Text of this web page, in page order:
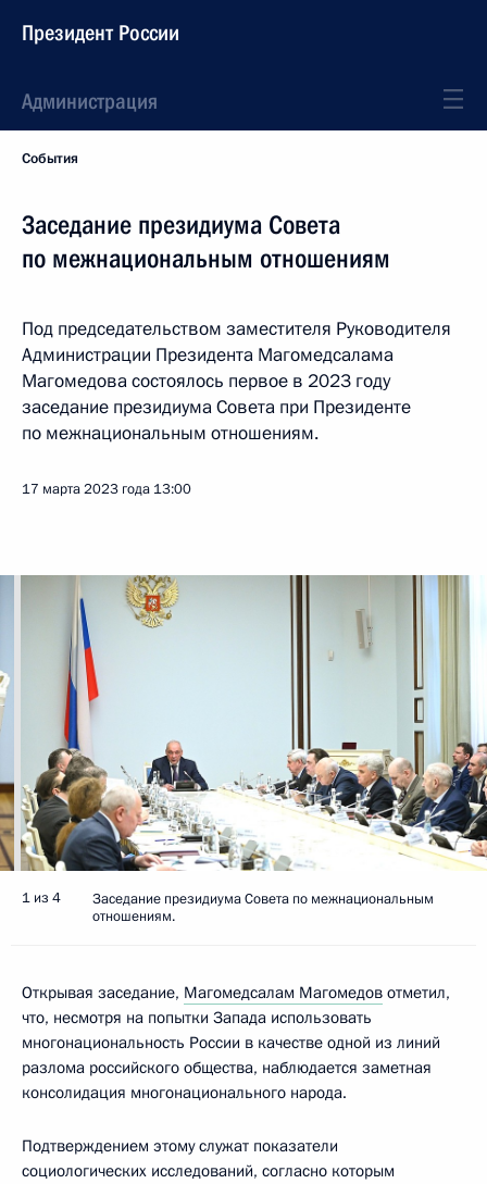
Президент России
Администрация
События
Заседание президиума Совета
по межнациональным отношениям
Под председательством заместителя Руководителя
Администрации Президента Магомедсалама
Магомедова состоялось первое в 2023 году
заседание президиума Совета при Президенте
по межнациональным отношениям.
17 марта 2023 года 13:00
1 из 4
Заседание президиума Совета по межнациональным
отношениям.
Открывая заседание, Магомедсалам Магомедов отметил,
что, несмотря на попытки Запада использовать
многонациональность России в качестве одной из линий
разлома российского общества, наблюдается заметная
консолидация многонационального народа.
Подтверждением этому служат показатели
социологических исследований, согласно которым